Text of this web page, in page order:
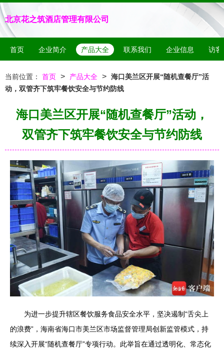
北京花之筑酒店管理有限公司
首页 企业简介 产品大全 联系我们 企业信息 访客
当前位置： 首页 > 产品大全 > 海口美兰区开展“随机查餐厅”活
动，双管齐下筑牢餐饮安全与节约防线
海口美兰区开展“随机查餐厅”活动，
双管齐下筑牢餐饮安全与节约防线
为进一步提升辖区餐饮服务食品安全水平，坚决遏制“舌尖上
的浪费”，海南省海口市美兰区市场监督管理局创新监管模式，持
续深入开展“随机查餐厅”专项行动。此举旨在通过透明化、常态化